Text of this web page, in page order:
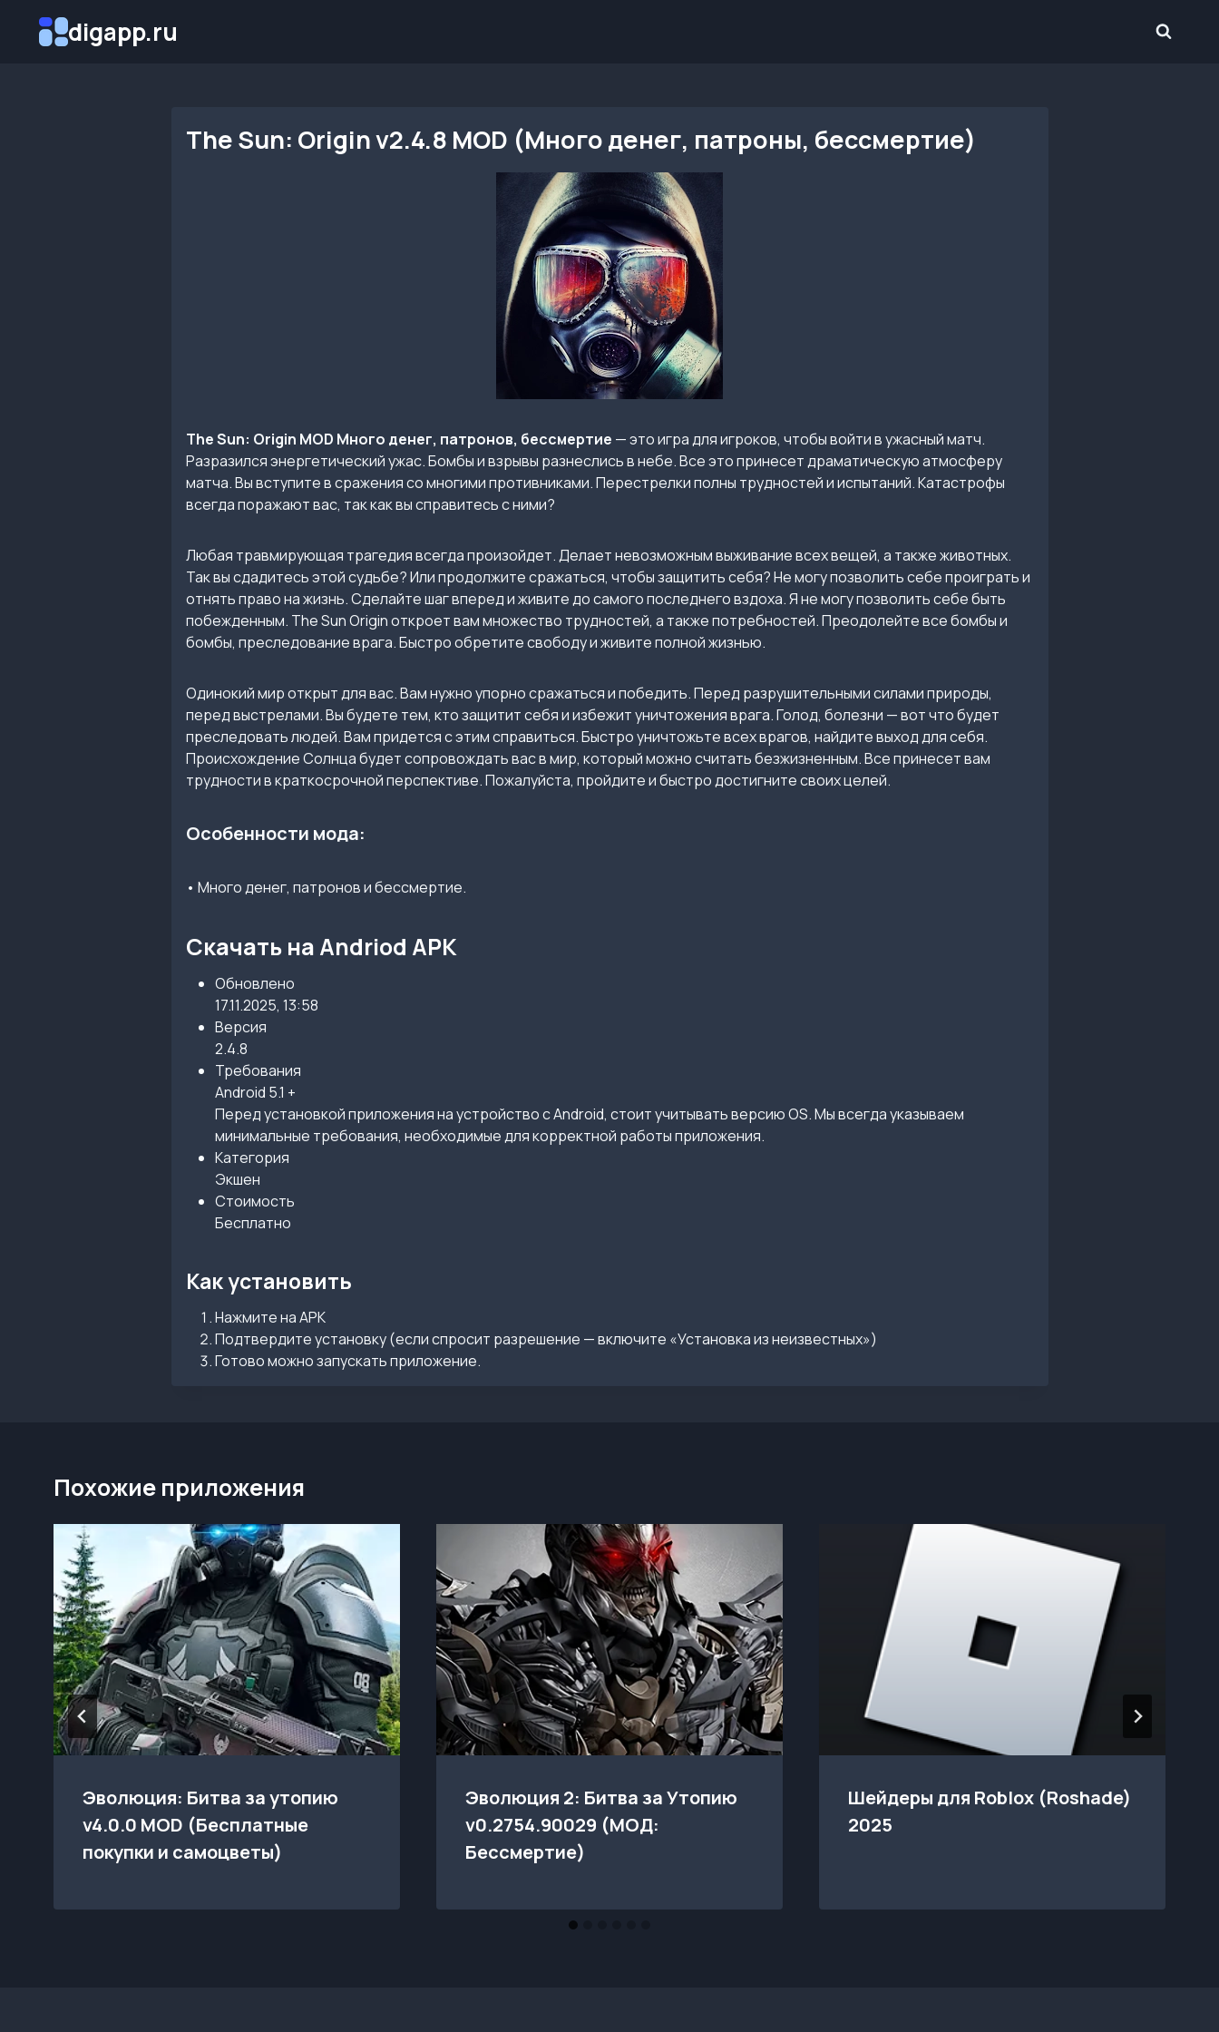
digapp.ru
The Sun: Origin v2.4.8 MOD (Много денег, патроны, бессмертие)
The Sun: Origin MOD Много денег, патронов, бессмертие — это игра для игроков, чтобы войти в ужасный матч.
Разразился энергетический ужас. Бомбы и взрывы разнеслись в небе. Все это принесет драматическую атмосферу
матча. Вы вступите в сражения со многими противниками. Перестрелки полны трудностей и испытаний. Катастрофы
всегда поражают вас, так как вы справитесь с ними?
Любая травмирующая трагедия всегда произойдет. Делает невозможным выживание всех вещей, а также животных.
Так вы сдадитесь этой судьбе? Или продолжите сражаться, чтобы защитить себя? Не могу позволить себе проиграть и
отнять право на жизнь. Сделайте шаг вперед и живите до самого последнего вздоха. Я не могу позволить себе быть
побежденным. The Sun Origin откроет вам множество трудностей, а также потребностей. Преодолейте все бомбы и
бомбы, преследование врага. Быстро обретите свободу и живите полной жизнью.
Одинокий мир открыт для вас. Вам нужно упорно сражаться и победить. Перед разрушительными силами природы,
перед выстрелами. Вы будете тем, кто защитит себя и избежит уничтожения врага. Голод, болезни — вот что будет
преследовать людей. Вам придется с этим справиться. Быстро уничтожьте всех врагов, найдите выход для себя.
Происхождение Солнца будет сопровождать вас в мир, который можно считать безжизненным. Все принесет вам
трудности в краткосрочной перспективе. Пожалуйста, пройдите и быстро достигните своих целей.
Особенности мода:
• Много денег, патронов и бессмертие.
Скачать на Andriod APK
Обновлено
17.11.2025, 13:58
Версия
2.4.8
Требования
Android 5.1 +
Перед установкой приложения на устройство с Android, стоит учитывать версию OS. Мы всегда указываем
минимальные требования, необходимые для корректной работы приложения.
Категория
Экшен
Стоимость
Бесплатно
Как установить
Нажмите на APK
Подтвердите установку (если спросит разрешение — включите «Установка из неизвестных»)
Готово можно запускать приложение.
Похожие приложения
Эволюция: Битва за утопию
v4.0.0 MOD (Бесплатные
покупки и самоцветы)
Эволюция 2: Битва за Утопию
v0.2754.90029 (МОД:
Бессмертие)
Шейдеры для Roblox (Roshade)
2025